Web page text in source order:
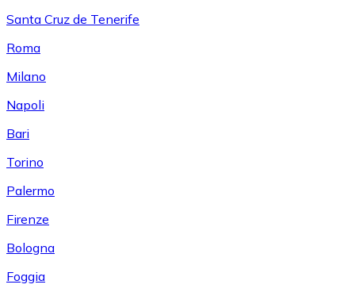
Santa Cruz de Tenerife
Roma
Milano
Napoli
Bari
Torino
Palermo
Firenze
Bologna
Foggia